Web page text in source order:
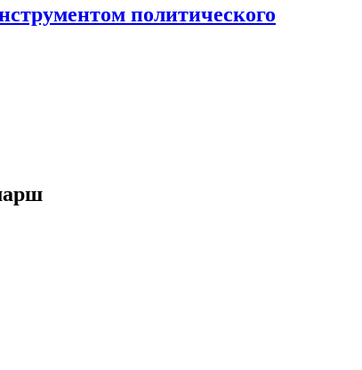
политического